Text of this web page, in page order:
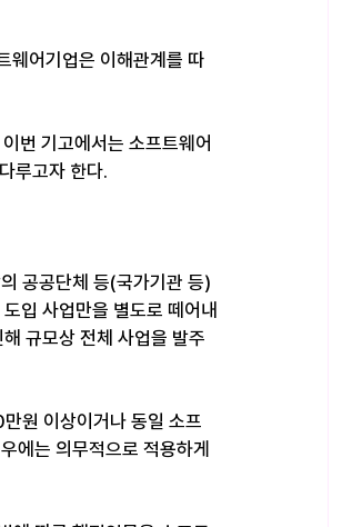
웨어기업은 이해관계를 따
번 기고에서는 소프트웨어
루고자 한다.
공공단체 등(국가기관 등)
입 사업만을 별도로 떼어내
규모상 전체 사업을 발주
원 이상이거나 동일 소프
에는 의무적으로 적용하게